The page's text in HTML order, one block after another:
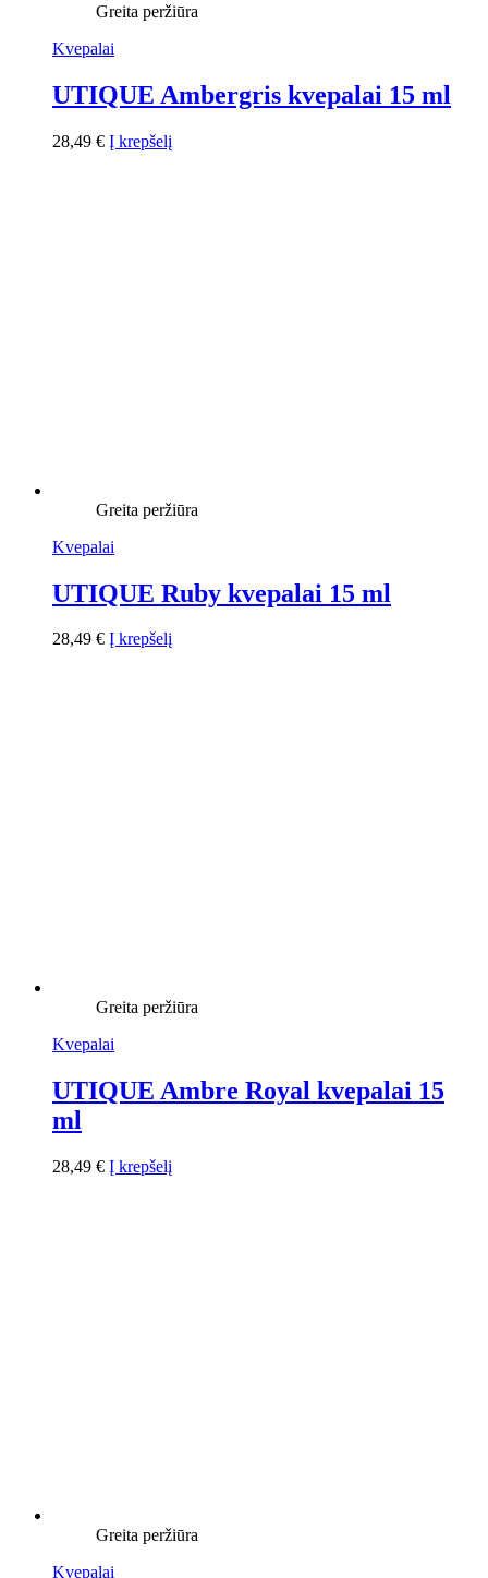
Greita peržiūra
Kvepalai
UTIQUE Ambergris kvepalai 15 ml
28,49 € Į krepšelį
Greita peržiūra
Kvepalai
UTIQUE Ruby kvepalai 15 ml
28,49 € Į krepšelį
Greita peržiūra
Kvepalai
UTIQUE Ambre Royal kvepalai 15
ml
28,49 € Į krepšelį
Greita peržiūra
Kvepalai